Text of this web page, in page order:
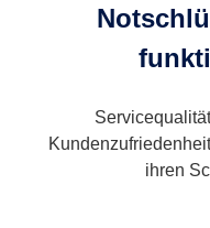
ihren